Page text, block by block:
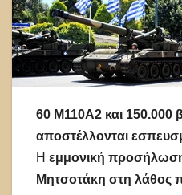
60 M110A2 και 150.000
αποστέλλονται
Η εμμονική
Μητσοτάκη στη λάθος